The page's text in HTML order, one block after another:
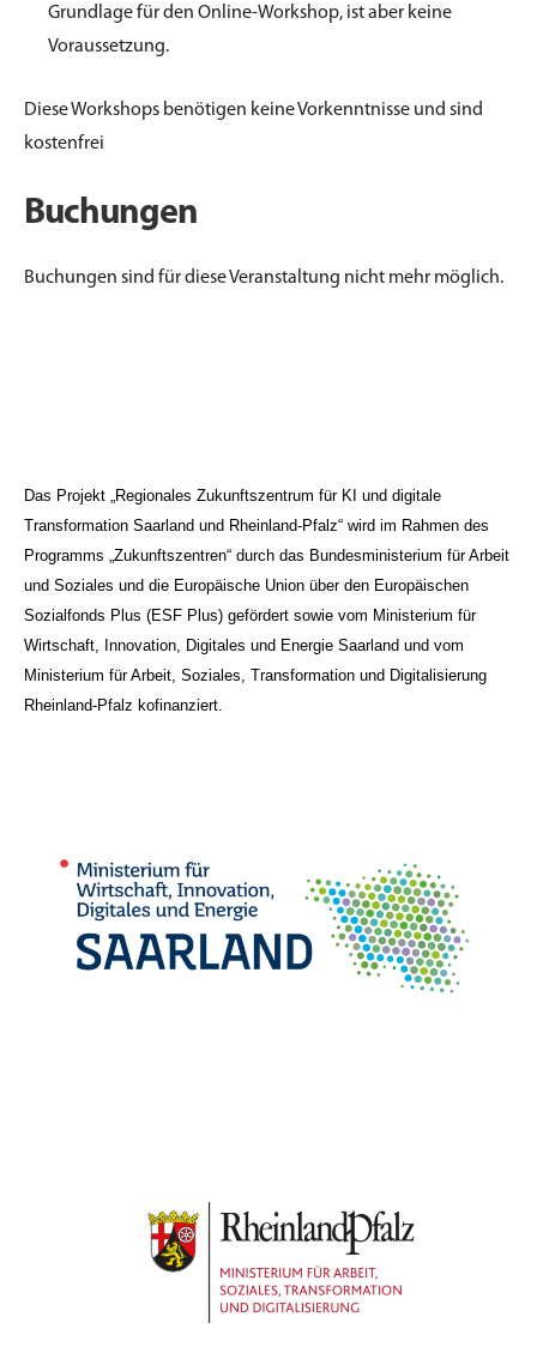
Grundlage für den Online-Workshop, ist aber keine
Voraussetzung.
Diese Workshops benötigen keine Vorkenntnisse und sind
kostenfrei
Buchungen
Buchungen sind für diese Veranstaltung nicht mehr möglich.
Das Projekt „Regionales Zukunftszentrum für KI und digitale
Transformation Saarland und Rheinland-Pfalz“ wird im Rahmen des
Programms „Zukunftszentren“ durch das Bundesministerium für Arbeit
und Soziales und die Europäische Union über den Europäischen
Sozialfonds Plus (ESF Plus) gefördert sowie vom Ministerium für
Wirtschaft, Innovation, Digitales und Energie Saarland und vom
Ministerium für Arbeit, Soziales, Transformation und Digitalisierung
Rheinland-Pfalz kofinanziert.